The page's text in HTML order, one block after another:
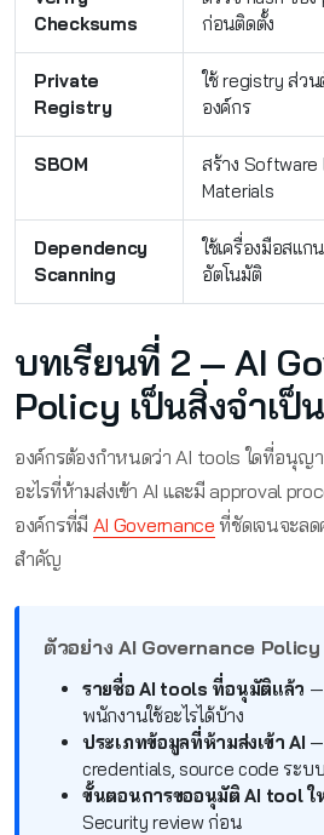
Checksums
ก่อนติดตั้ง
Private
Registry
ใช้ registry ส่วน
องค์กร
SBOM
สร้าง Software
Materials
Dependency
Scanning
ใช้เครื่องมือสแก
อัตโนมัติ
บทเรียนที่ 2 — AI
Policy เป็นสิ่งจำเป็น
องค์กรต้องกำหนดว่า AI tools ใดที่อนุญ
อะไรที่ห้ามส่งเข้า AI และมี approval
องค์กรที่มี AI Governance ที่ชัดเจนจะล
สำคัญ
ตัวอย่าง AI Governance
รายชื่อ AI tools ที่อนุมัติแล้ว
พนักงานใช้อะไรได้บ้าง
ประเภทข้อมูลที่ห้ามส่งเข้า AI —
credentials, source code ระบ
ขั้นตอนการขออนุมัติ AI tool ใ
Security review ก่อน